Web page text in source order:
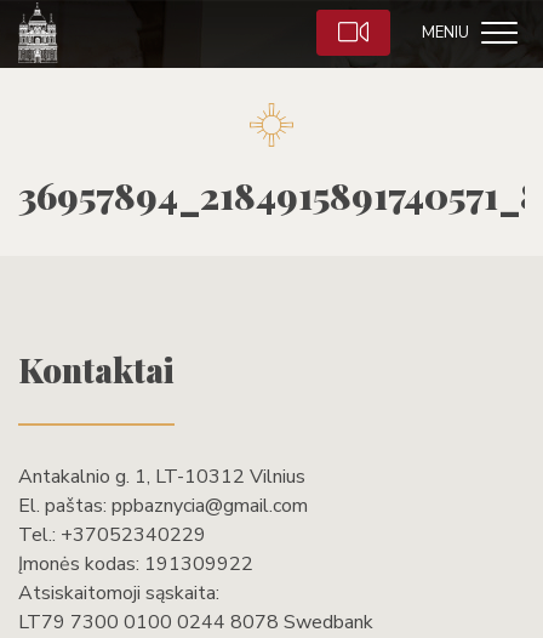
MENIU
Kontaktai
Antakalnio g. 1, LT-10312 Vilnius
El. paštas: ppbaznycia@gmail.com
Tel.: +37052340229
Įmonės kodas: 191309922
Atsiskaitomoji sąskaita:
LT79 7300 0100 0244 8078 Swedbank